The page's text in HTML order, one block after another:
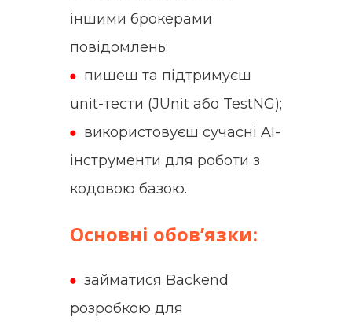
іншими брокерами
повідомлень;
пишеш та підтримуєш
unit-тести (JUnit або TestNG);
використовуєш сучасні AI-
інструменти для роботи з
кодовою базою.
Основні обов’язки:
займатися Backend
розробкою для